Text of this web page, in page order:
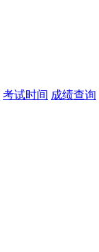
考试时间 成绩查询